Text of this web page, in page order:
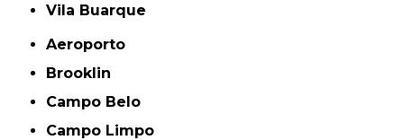
Vila Buarque
Aeroporto
Brooklin
Campo Belo
Campo Limpo